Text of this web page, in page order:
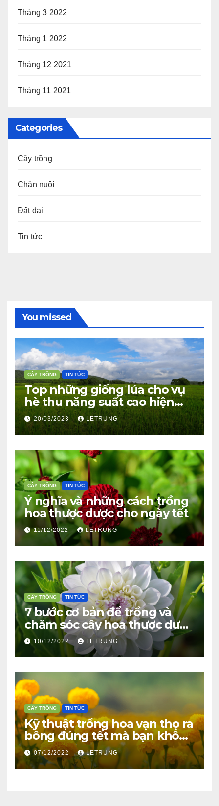
Tháng 3 2022
Tháng 1 2022
Tháng 12 2021
Tháng 11 2021
Categories
Cây trồng
Chăn nuôi
Đất đai
Tin tức
You missed
CÂY TRỒNG TIN TỨC
Top những giống lúa cho vụ
hè thu năng suất cao hiện
nay
20/03/2023 LETRUNG
CÂY TRỒNG TIN TỨC
Ý nghĩa và những cách trồng
hoa thược dược cho ngày tết
11/12/2022 LETRUNG
CÂY TRỒNG TIN TỨC
7 bước cơ bản để trồng và
chăm sóc cây hoa thược dược
ra bông đúng tết
10/12/2022 LETRUNG
CÂY TRỒNG TIN TỨC
Kỹ thuật trồng hoa vạn thọ ra
bông đúng tết mà bạn không
thể bỏ qua
07/12/2022 LETRUNG